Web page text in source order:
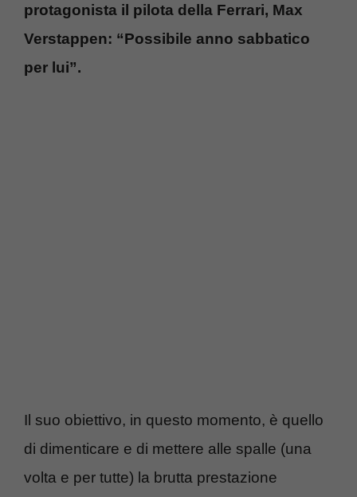
protagonista il pilota della Ferrari, Max
Verstappen: “Possibile anno sabbatico
per lui”.
Il suo obiettivo, in questo momento, è quello
di dimenticare e di mettere alle spalle (una
volta e per tutte) la brutta prestazione